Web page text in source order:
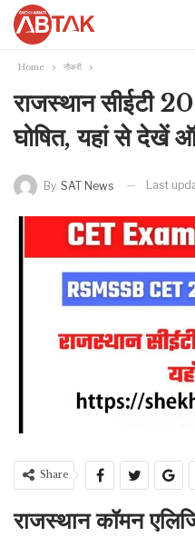
Home नौकरी
राजस्थान सीईटी
घोषित, यहां से देखें
By SAT News Last
Share
राजस्थान कॉमन